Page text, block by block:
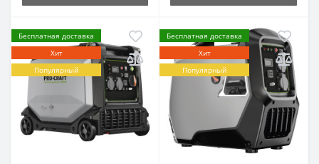
Бесплатная доставка
Хит
Популярный
Бесплатная доставка
Хит
Популярный